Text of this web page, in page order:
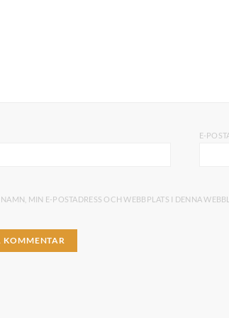
E-
MIN E-POSTADRESS OCH WEBBPLATS I DENNA